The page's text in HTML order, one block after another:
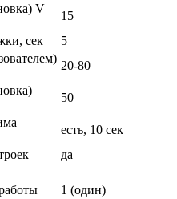
V
15
сек
5
20-80
50
есть, 10 сек
да
1 (один)